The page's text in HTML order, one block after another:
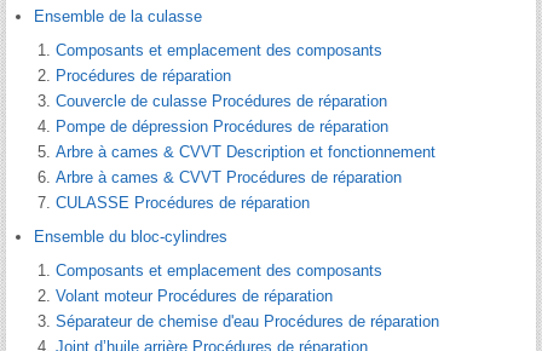
Ensemble de la culasse
Composants et emplacement des composants
Procédures de réparation
Couvercle de culasse Procédures de réparation
Pompe de dépression Procédures de réparation
Arbre à cames & CVVT Description et fonctionnement
Arbre à cames & CVVT Procédures de réparation
CULASSE Procédures de réparation
Ensemble du bloc-cylindres
Composants et emplacement des composants
Volant moteur Procédures de réparation
Séparateur de chemise d'eau Procédures de réparation
Joint d’huile arrière Procédures de réparation